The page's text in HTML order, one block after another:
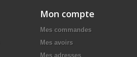
Mon compte
Mes commandes
Mes avoirs
Mes adresses